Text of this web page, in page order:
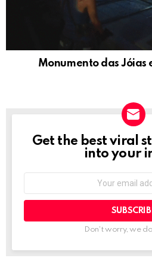
Monumento das Jóias
NEWSLETTER
Get the best viral
into your
Don't worry, we